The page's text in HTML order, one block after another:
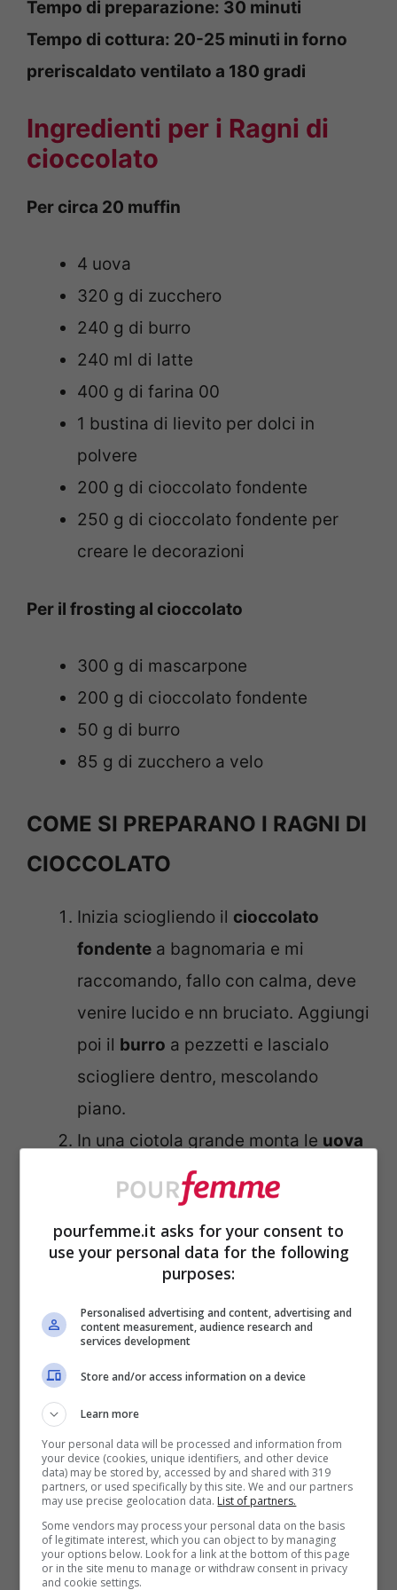
Tempo di preparazione: 30 minuti
Tempo di cottura: 20-25 minuti in forno
preriscaldato ventilato a 180 gradi
Ingredienti per i Ragni di
cioccolato
Per circa 20 muffin
4 uova
320 g di zucchero
240 g di burro
240 ml di latte
400 g di farina 00
1 bustina di lievito per dolci in
polvere
200 g di cioccolato fondente
250 g di cioccolato fondente per
creare le decorazioni
Per il frosting al cioccolato
300 g di mascarpone
200 g di cioccolato fondente
50 g di burro
85 g di zucchero a velo
COME SI PREPARANO I RAGNI DI
CIOCCOLATO
Inizia sciogliendo il cioccolato
fondente a bagnomaria e mi
raccomando, fallo con calma, deve
venire lucido e nn bruciato. Aggiungi
poi il burro a pezzetti e lascialo
sciogliere dentro, mescolando
piano.
In una ciotola grande monta le uova
zucchero
chiare e spumose dopodiché, versa
a filo illattee mescola
energicamente fino ad ottenere una
A questo punto unisci lafarina
Ottenuto poi un impasto cremoso,
versalo negli stampini da muffin
riempiendoli per 3/4della loro
capacità, così durante la cottura
pourfemme.it asks for your consent to
use your personal data for the following
purposes:
Personalised advertising and content, advertising and
content measurement, audience research and
services development
Store and/or access information on a device
Learn more
Your personal data will be processed and information from
your device (cookies, unique identifiers, and other device
data) may be stored by, accessed by and shared with 319
partners, or used specifically by this site. We and our partners
may use precise geolocation data. List of partners.
Some vendors may process your personal data on the basis
of legitimate interest, which you can object to by managing
your options below. Look for a link at the bottom of this page
or in the site menu to manage or withdraw consent in privacy
and cookie settings.